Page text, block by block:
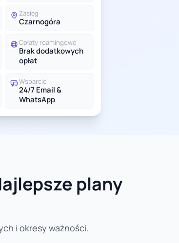
Zasięg
Czarnogóra
Opłaty roamingowe
Brak dodatkowych
opłat
Wsparcie
24/7 Email &
WhatsApp
plany
i okresy ważności.